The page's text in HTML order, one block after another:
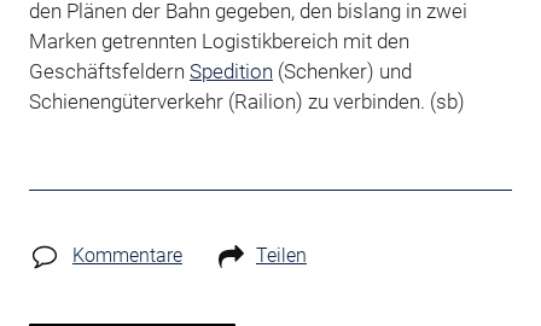
den Plänen der Bahn gegeben, den bislang in zwei
Marken getrennten Logistikbereich mit den
Geschäftsfeldern Spedition (Schenker) und
Schienengüterverkehr (Railion) zu verbinden. (sb)
Kommentare Teilen